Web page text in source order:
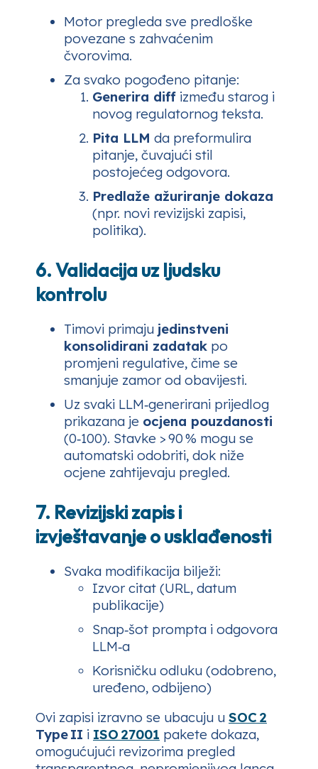
Motor pregleda sve predloške
povezane s zahvaćenim
čvorovima.
Za svako pogođeno pitanje:
Generira diff između starog i
novog regulatornog teksta.
Pita LLM da preformulira
pitanje, čuvajući stil
postojećeg odgovora.
Predlaže ažuriranje dokaza
(npr. novi revizijski zapisi,
politika).
6. Validacija uz ljudsku
kontrolu
Timovi primaju jedinstveni
konsolidirani zadatak po
promjeni regulative, čime se
smanjuje zamor od obavijesti.
Uz svaki LLM‑generirani prijedlog
prikazana je ocjena pouzdanosti
(0‑100). Stavke > 90 % mogu se
automatski odobriti, dok niže
ocjene zahtijevaju pregled.
7. Revizijski zapis i
izvještavanje o usklađenosti
Svaka modifikacija bilježi:
Izvor citat (URL, datum
publikacije)
Snap‑šot prompta i odgovora
LLM‑a
Korisničku odluku (odobreno,
uređeno, odbijeno)
Ovi zapisi izravno se ubacuju u SOC 2
Type II i ISO 27001 pakete dokaza,
omogućujući revizorima pregled